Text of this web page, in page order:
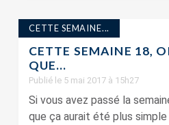
CETTE SEMAINE...
CETTE SEMAINE 18,
QUE…
Publié le 5 mai 2017 à 15h27
Si vous avez passé la
que ça aurait été plus simple